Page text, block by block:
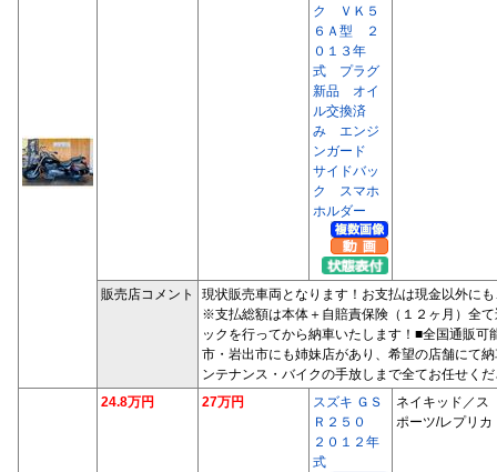
ク ＶＫ５
６Ａ型 ２
０１３年
式 プラグ
新品 オイ
ル交換済
み エンジ
ンガード
サイドバッ
ク スマホ
ホルダー
販売店コメント
現状販売車両となります！お支払は現金以外に
※支払総額は本体＋自賠責保険（１２ヶ月）全
ックを行ってから納車いたします！■全国通販
市・岩出市にも姉妹店があり、希望の店舗にて
ンテナンス・バイクの手放しまで全てお任せく
24.8万円
27万円
スズキ ＧＳ
Ｒ２５０
２０１２年
式
ネイキッド／ス
ポーツ/レプリカ